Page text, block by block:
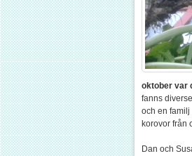
oktober var
fanns
och en
korovor från
Dan och